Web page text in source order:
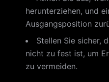
herunterziehen, und
Ausgangsposition
Stellen Sie sicher,
nicht zu fest ist, um
zu vermeiden.